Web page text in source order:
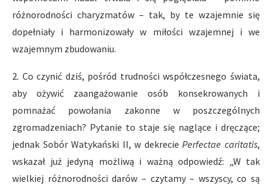
różnorodności charyzmatów – tak, by te wzajemnie się
dopełniały i harmonizowały w miłości wzajemnej i we
wzajemnym zbudowaniu.
2. Co czynić dziś, pośród trudności współczesnego świata,
aby ożywić zaangażowanie osób konsekrowanych i
pomnażać powołania zakonne w poszczególnych
zgromadzeniach? Pytanie to staje się naglące i dręczące;
jednak Sobór Watykański II, w dekreciePerfectae caritatis,
wskazał już jedyną możliwą i ważną odpowiedź: „W tak
wielkiej różnorodności darów – czytamy – wszyscy, co są